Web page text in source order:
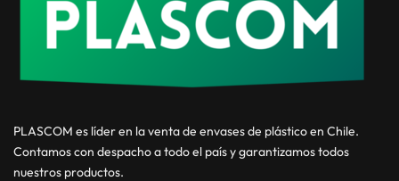
PLASCOM es líder en la venta de envases de plástico en Chile.
Contamos con despacho a todo el país y garantizamos todos
nuestros productos.